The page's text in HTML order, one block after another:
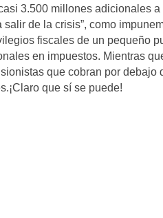
3.500 millones adicionales
de la crisis”, como
fiscales de un pequeño
en impuestos. Mientras
que cobran por debajo
que sí se puede!